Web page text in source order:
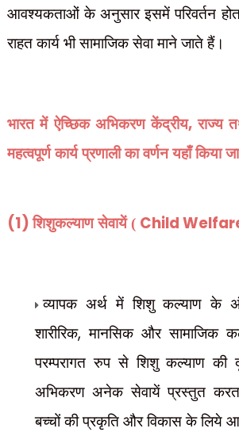
आवश्यकताओं के अनुसार इसमें परिवर्तन
राहत कार्य भी सामाजिक सेवा माने जाते हैं।
भारत में ऐच्छिक अभिकरण केंद्रीय,राज्य
महत्वपूर्ण कार्य प्रणाली का वर्णन यहाँ किया
(1)शिशुकल्याण सेवायें ( Child
व्यापक अर्थ में शिशु कल्याण के
शारीरिक,मानसिक और सामाजिक
परम्परागत रुप से शिशु कल्याण की
अभिकरण अनेक सेवायें प्रस्तुत
बच्चों की प्रकृति और विकास के लिये